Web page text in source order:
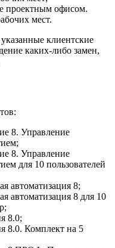
проектным офисом.
мест.
клиентские
каких-либо замен,
8. Управление
8. Управление
для 10 пользователей
автоматизация 8;
автоматизация 8 для 10
8.0;
8.0. Комплект на 5